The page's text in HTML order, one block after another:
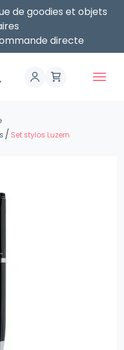
de goodies et objets
directe
Set stylos Luzern